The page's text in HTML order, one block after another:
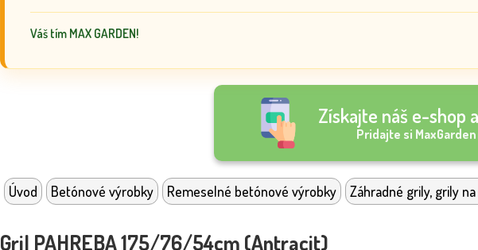
Váš tím MAX GARDEN!
Získajte náš e-shop
Pridajte si
Úvod Betónové výrobky Remeselné betónové výrobky Záhradné grily, grily
Gril PAHREBA 175/76/54cm (Antracit)